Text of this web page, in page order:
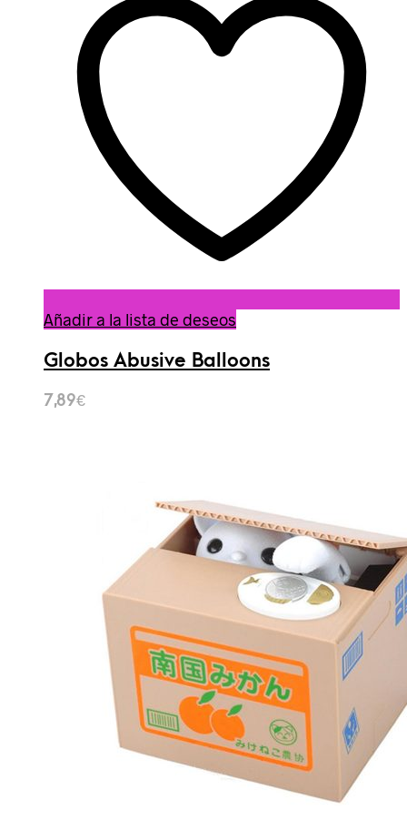
Añadir a la lista de deseos
Globos Abusive Balloons
7,89€